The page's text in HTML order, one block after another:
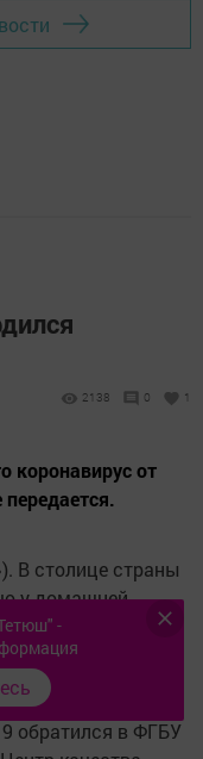
2138 0 1
коронавирус от
В столице страны
у домашней
со ссылкой
с целью
обратился в ФГБУ
-